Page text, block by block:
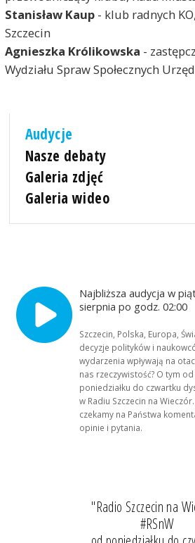
Stanisław Kaup- klub radnych
Szczecin
Agnieszka Królikowska -
Wydziału Spraw Społecznych
Audycje
Nasze debaty
Galeria zdjęć
Galeria wideo
Najbliższa audycja w
sierpnia po godz. 02:00
Szczecin, Polska, Europa,
decyzje polityków i
wydarzenia wpływają na
nas rzeczywistość? O tym od
poniedziałku do czwartku
w Radiu Szczecin na
czekamy na Państwa
opinie i pytania.
"Radio Szczecin na
#RSnW